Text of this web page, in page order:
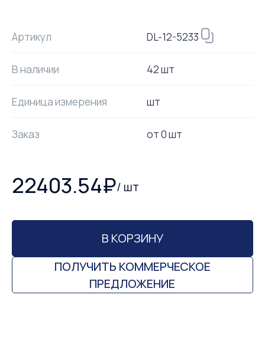
Артикул DL-12-5233
В наличии 42 шт
Единица измерения шт
Заказ от0шт
22403.54₽/ шт
В КОРЗИНУ
ПОЛУЧИТЬ КОММЕРЧЕСКОЕ
ПРЕДЛОЖЕНИЕ